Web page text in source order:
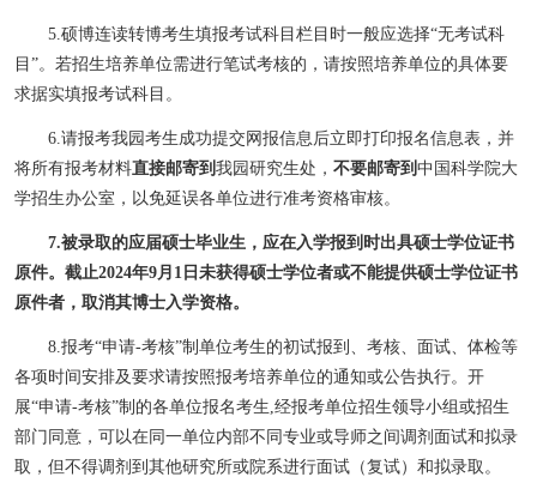
5.硕博连读转博考生填报考试科目栏目时一般应选择“无考试科
目 ”。若招生培养单位需进行笔试考核的，请按照培养单位的具体要
求据实填报考试科目。
6.请报考我园考生成功提交网报信息后立即打印报名信息表，并
将所有报考材料直接邮寄到 我园研究生处， 不要邮寄到 中国科学院大
学招生办公室，以免延误各单位进行准考资格审核。
7.被录取的应届硕士毕业生，应在入学报到时出具硕士学位证书
原件。截止2024年9月 1 日未获得硕士学位者或不能提供硕士学位证书
原件者，取消其博士入学资格。
8.报考“申请-考核”制单位考生的初试报到、考核、面试、体检等
各项时间安排及要求请按照报考培养单位的通知或公告执行。 开
展“申请-考核”制的各单位报名考生,经报考单位招生领导小组或招生
部门同意，可以在同一单位内部不同专业或导师之间调剂面试和拟录
取，但不得调剂到其他研究所或院系进行面试（复试）和拟录取。